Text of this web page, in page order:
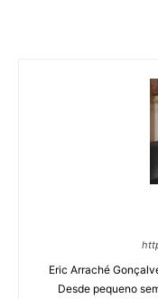
Eric Arraché
Desde pequeno